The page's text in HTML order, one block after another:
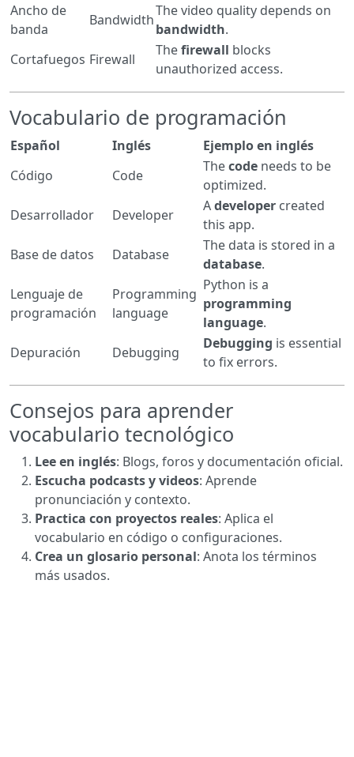
Ancho de
banda
Bandwidth
The video quality depends on
bandwidth.
Cortafuegos Firewall
Thefirewall blocks
unauthorized access.
Vocabulario de programación
Español Inglés
Ejemplo en inglés
Código
Code
Thecode needs to be
optimized.
Desarrollador
Developer
Adeveloper created
this app.
Base de datos
Database
The data is stored in a
database.
Lenguaje de
programación
Programming
language
Python is a
programming
language.
Depuración
Debugging
Debugging is essential
to fix errors.
Consejos para aprender
vocabulario tecnológico
Lee en inglés: Blogs, foros y documentación oficial.
Escucha podcasts y videos: Aprende
pronunciación y contexto.
Practica con proyectos reales: Aplica el
vocabulario en código o configuraciones.
Crea un glosario personal: Anota los términos
más usados.